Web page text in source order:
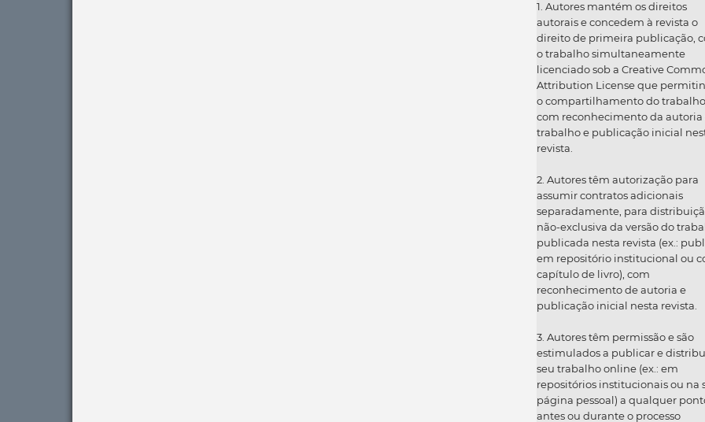
1. Autores mantém os direitos
autorais e concedem à revista o
direito de primeira publicação,
o trabalho simultaneamente
licenciado sob a Creative
Attribution License que
o compartilhamento do trabalho
com reconhecimento da autoria
trabalho e publicação inicial
revista.
2. Autores têm autorização para
assumir contratos adicionais
separadamente, para
não-exclusiva da versão do
publicada nesta revista (ex.:
em repositório institucional ou
capítulo de livro), com
reconhecimento de autoria e
publicação inicial nesta revista.
3. Autores têm permissão e são
estimulados a publicar e
seu trabalho online (ex.: em
repositórios institucionais ou na
página pessoal) a qualquer
antes ou durante o processo